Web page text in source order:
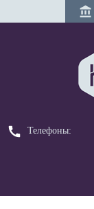
account_balance
call
Телефоны: